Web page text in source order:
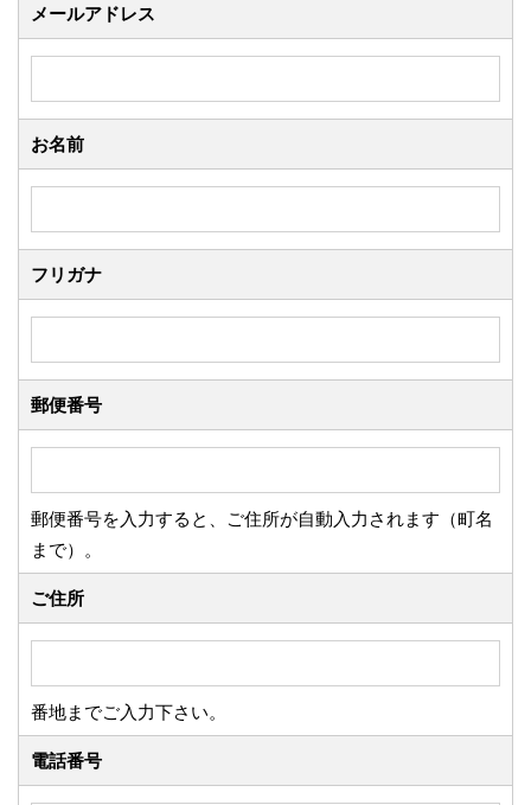
メールアドレス
お名前
フリガナ
郵便番号
郵便番号を入力すると、ご住所が自動入力されます（町名
まで）。
ご住所
番地までご入力下さい。
電話番号